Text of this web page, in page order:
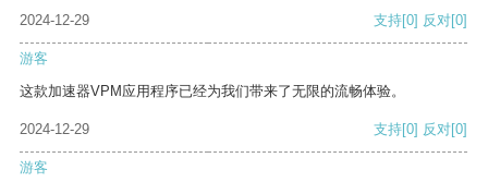
2024-12-29 支持[0] 反对[0]
游客
这款加速器VPM应用程序已经为我们带来了无限的流畅体验。
2024-12-29 支持[0] 反对[0]
游客